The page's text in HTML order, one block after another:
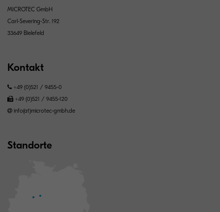
MICROTEC GmbH
Carl-Severing-Str. 192
33649 Bielefeld
Kontakt
+49 (0)521 / 9455-0
+49 (0)521 / 9455-120
info(at)microtec-gmbh.de
Standorte